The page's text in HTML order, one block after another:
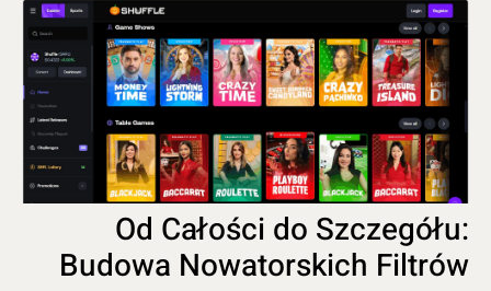
Od Całości do Szczegółu:
Budowa Nowatorskich Filtrów